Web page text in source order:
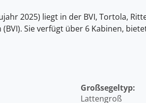
2025) liegt in der BVI, Tortola,
Sie verfügt über 6 Kabinen,
Großsegeltyp:
Lattengroß